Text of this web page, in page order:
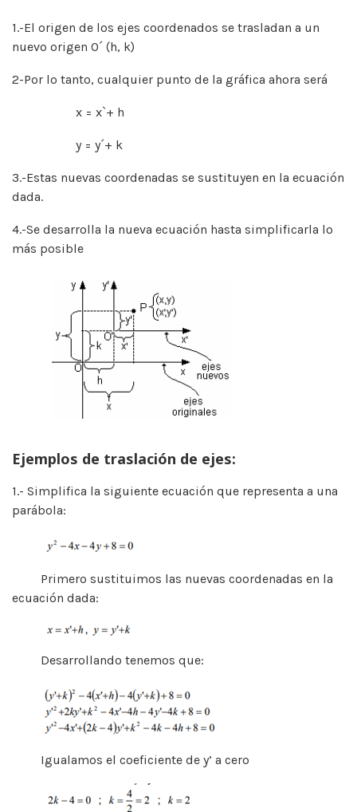
1.-El origen de los ejes coordenados se trasladan a un
nuevo origen O´ (h, k)
2-Por lo tanto, cualquier punto de la gráfica ahora será
x = x`+ h
y = y´+ k
3.-Estas nuevas coordenadas se sustituyen en la ecuación
dada.
4.-Se desarrolla la nueva ecuación hasta simplificarla lo
más posible
Ejemplos de traslación de ejes:
1.- Simplifica la siguiente ecuación que representa a una
parábola:
Primero sustituimos las nuevas coordenadas en la
ecuación dada:
Desarrollando tenemos que:
Igualamos el coeficiente de y’ a cero